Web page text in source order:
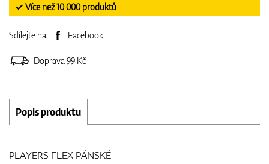
✓ Více než 10 000 produktů
Sdílejte na: Facebook
Doprava 99 Kč
Popis produktu
PLAYERS FLEX PÁNSKÉ